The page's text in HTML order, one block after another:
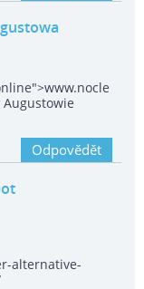
Odpovědět
alternative-